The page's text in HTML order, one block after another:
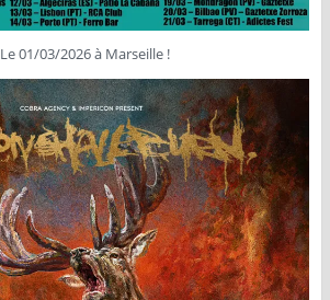
Le 01/03/2026 à Marseille !